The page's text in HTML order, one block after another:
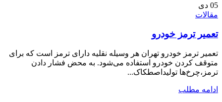
05 دی
مقالات
تعمیر ترمز خودرو
تعمیر ترمز خودرو تهران هر وسیله نقلیه دارای ترمز است که برای
متوقف کردن خودرو استفاده می‌شود. به محض فشار دادن
ترمز،چرخ‌ها تولیداصطکاک...
ادامه مطلب